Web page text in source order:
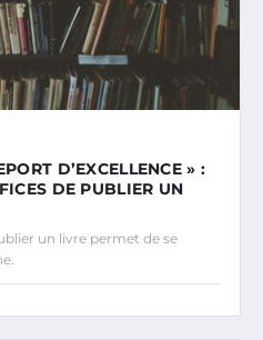
D’EXCELLENCE » :
DE PUBLIER UN
un livre permet de se